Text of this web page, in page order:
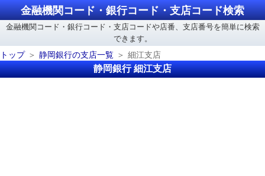
金融機関コード・銀行コード・支店コード検索
金融機関コード・銀行コード・支店コードや店番、支店番号を簡単に検索
できます。
トップ
静岡銀行の支店一覧 細江支店
静岡銀行 細江支店